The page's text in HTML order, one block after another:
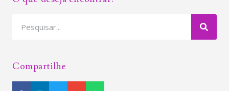
Compartilhe